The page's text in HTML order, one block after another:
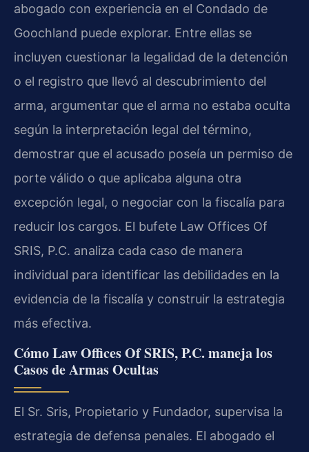
abogado con experiencia en el Condado de
Goochland puede explorar. Entre ellas se
incluyen cuestionar la legalidad de la detención
o el registro que llevó al descubrimiento del
arma, argumentar que el arma no estaba oculta
según la interpretación legal del término,
demostrar que el acusado poseía un permiso de
porte válido o que aplicaba alguna otra
excepción legal, o negociar con la fiscalía para
reducir los cargos. El bufete Law Offices Of
SRIS, P.C. analiza cada caso de manera
individual para identificar las debilidades en la
evidencia de la fiscalía y construir la estrategia
más efectiva.
Cómo Law Offices Of SRIS, P.C. maneja los
Casos de Armas Ocultas
El Sr. Sris, Propietario y Fundador, supervisa la
estrategia de defensa penales. El abogado el